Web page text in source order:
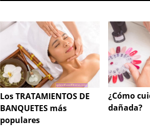
Los TRATAMIENTOS DE
BANQUETES más
populares
¿Cómo
dañada?